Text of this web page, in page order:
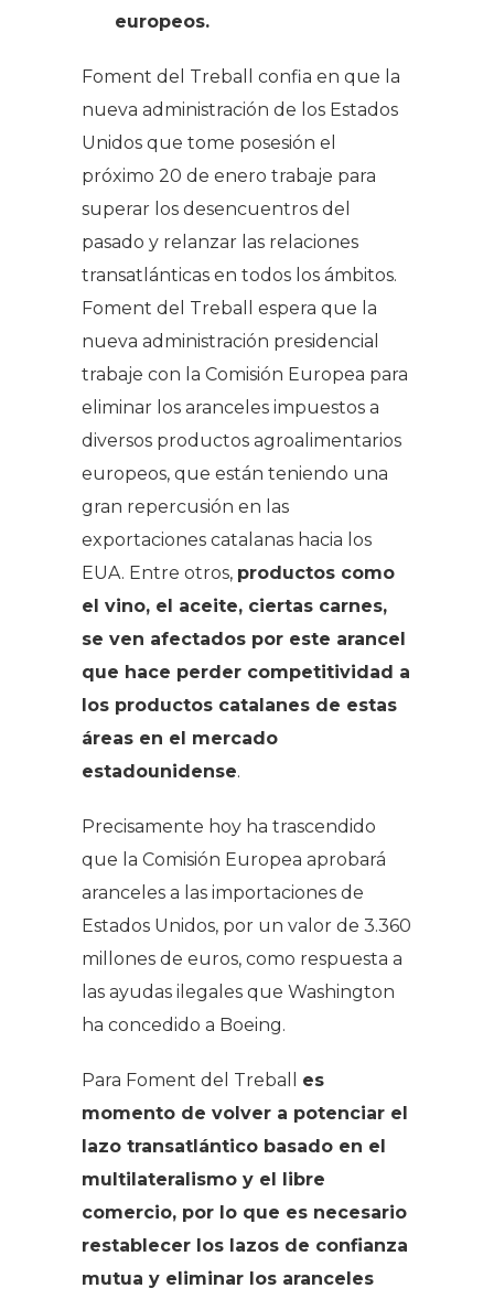
europeos.
Foment del Treball confia en que la
nueva administración de los Estados
Unidos que tome posesión el
próximo 20 de enero trabaje para
superar los desencuentros del
pasado y relanzar las relaciones
transatlánticas en todos los ámbitos.
Foment del Treball espera que la
nueva administración presidencial
trabaje con la Comisión Europea para
eliminar los aranceles impuestos a
diversos productos agroalimentarios
europeos, que están teniendo una
gran repercusión en las
exportaciones catalanas hacia los
EUA. Entre otros, productos como
el vino, el aceite, ciertas carnes,
se ven afectados por este arancel
que hace perder competitividad a
los productos catalanes de estas
áreas en el mercado
estadounidense.
Precisamente hoy ha trascendido
que la Comisión Europea aprobará
aranceles a las importaciones de
Estados Unidos, por un valor de 3.360
millones de euros, como respuesta a
las ayudas ilegales que Washington
ha concedido a Boeing.
Para Foment del Treball es
momento de volver a potenciar el
lazo transatlántico basado en el
multilateralismo y el libre
comercio, por lo que es necesario
restablecer los lazos de confianza
mutua y eliminar los aranceles